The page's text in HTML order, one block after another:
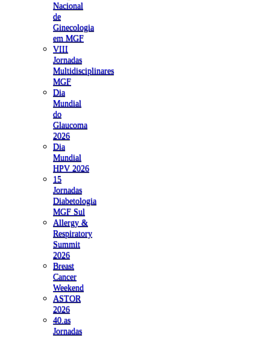
Nacional
de
Ginecologia
em MGF
VIII
Jornadas
Multidisciplinares
MGF
Dia
Mundial
do
Glaucoma
2026
Dia
Mundial
HPV 2026
15
Jornadas
Diabetologia
MGF Sul
Allergy &
Respiratory
Summit
2026
Breast
Cancer
Weekend
ASTOR
2026
40.as
Jornadas